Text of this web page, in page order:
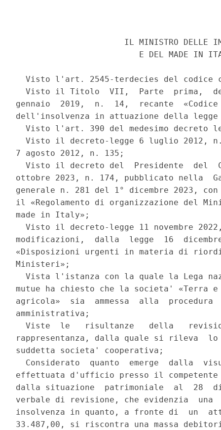
IL MINISTRO DELLE
E DEL MADE IN
Visto l'art. 2545-terdecies del codice
Visto il Titolo  VII,  Parte  prima,
gennaio  2019,  n.  14,  recante
dell'insolvenza in attuazione della
Visto l'art. 390 del medesimo decreto
Visto il decreto-legge 6 luglio 2012,
7 agosto 2012, n. 135;
Visto il decreto del  Presidente  del
ottobre 2023, n. 174, pubblicato nella
generale n. 281 del 1° dicembre 2023,
il «Regolamento di organizzazione del
made in Italy»;
Visto il decreto-legge 11 novembre
modificazioni,  dalla  legge  16
«Disposizioni urgenti in materia di
Ministeri»;
Vista l'istanza con la quale la Lega
mutue ha chiesto che la societa' «Terra
agricola»  sia  ammessa  alla
amministrativa;
Viste  le   risultanze   della
rappresentanza, dalla quale si rileva
suddetta societa' cooperativa;
Considerato  quanto  emerge  dalla
effettuata d'ufficio presso il
dalla situazione  patrimoniale  al  28
verbale di revisione, che evidenzia
insolvenza in quanto, a fronte di  un
33.487,00, si riscontra una massa